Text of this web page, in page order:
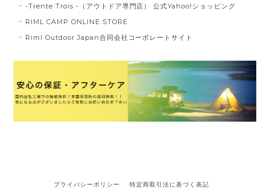
-Trente Trois -（アウトドア専門店） 公式Yahoo!ショッピング
RIML CAMP ONLINE STORE
Riml Outdoor Japan合同会社コーポレートサイト
プライバシーポリシー 特定商取引法に基づく表記